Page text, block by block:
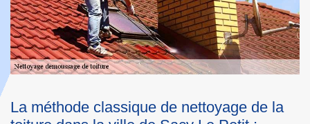
Dole Rénovation : le couvreur qui peut